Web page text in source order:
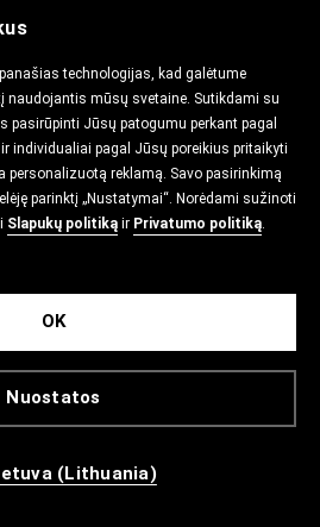
technologijas, kad galėtume
naudojantis mūsų svetaine. Sutikdami su
pasirūpinti Jūsų patogumu perkant pagal
individualiai pagal Jūsų poreikius pritaikyti
personalizuotą reklamą. Savo pasirinkimą
parinktį „Nustatymai“. Norėdami sužinoti
Slapukų politiką ir Privatumo politiką.
Nuostatos
OK
(Lithuania)